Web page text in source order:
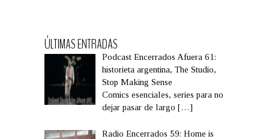
ÚLTIMAS ENTRADAS
Podcast Encerrados Afuera 61:
historieta argentina, The Studio,
Stop Making Sense
Comics esenciales, series para no
dejar pasar de largo[…]
Radio Encerrados 59: Home is